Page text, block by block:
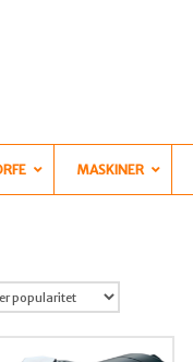
MASKINER